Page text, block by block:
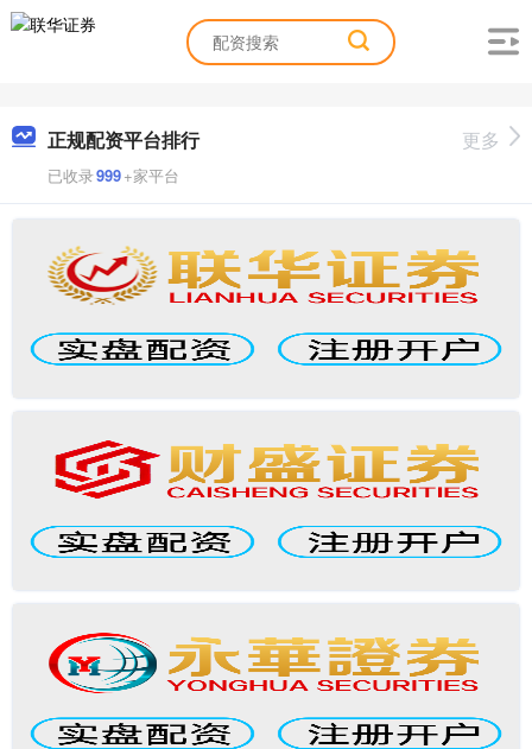
正规配资平台排行
已收录999+家平台
更多